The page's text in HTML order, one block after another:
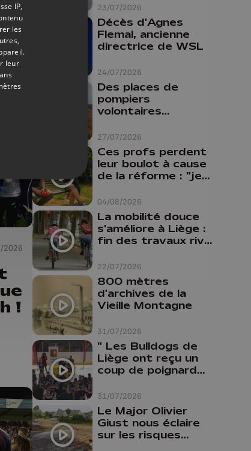
2026
!
23/07/2026
24/07/2026
Décès d'Agnes
Flemal, ancienne
directrice de WSL
27/07/2026
Des places de
pompiers
volontaires
province de Liège :
"Un citoyen qui
n'est formé ne
peut pas nous
aider"
04/08/2026
Ces profs perdent
leur boulot à cause
de la réforme : "je
comme prof que
comme
pharmacienne"
22/07/2026
La mobilité douce
s'améliore à Liège :
fin des travaux rive
cyclo-piétonnes
Avroy et
Guillemins...
31/07/2026
800 mètres
d'archives de la
Vieille Montagne
31/07/2026
" Les Bulldogs de
Liège ont reçu un
coup de poignard
Le Major Olivier
Giust nous éclaire
sur les risques
IP,
les
leur